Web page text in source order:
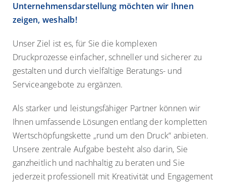
Kontakt
Unternehmensdarstellung möchten wir Ihnen
zeigen, weshalb!
Unser Ziel ist es, für Sie die komplexen
Druckprozesse einfacher, schneller und sicherer zu
gestalten und durch vielfältige Beratungs- und
Serviceangebote zu ergänzen.
Als starker und leistungsfähiger Partner können wir
Ihnen umfassende Lösungen entlang der kompletten
Wertschöpfungskette „rund um den Druck“ anbieten.
Unsere zentrale Aufgabe besteht also darin, Sie
ganzheitlich und nachhaltig zu beraten und Sie
jederzeit professionell mit Kreativität und Engagement